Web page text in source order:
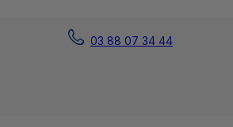
03 88 07 34 44